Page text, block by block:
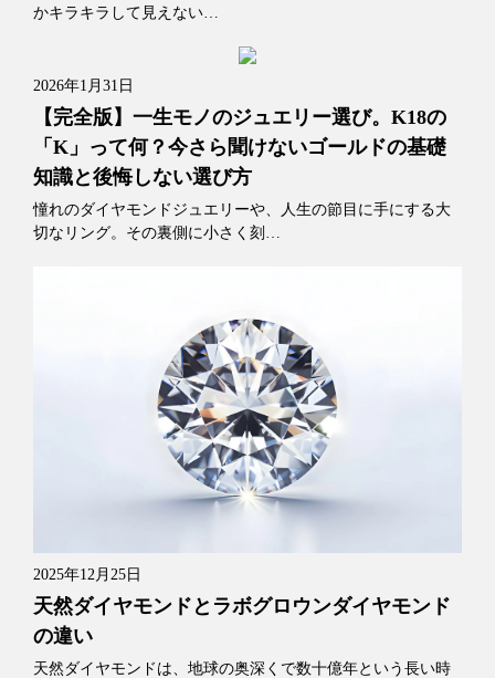
かキラキラして見えない…
2026年1月31日
【完全版】一生モノのジュエリー選び。K18の
「K」って何？今さら聞けないゴールドの基礎
知識と後悔しない選び方
憧れのダイヤモンドジュエリーや、人生の節目に手にする大
切なリング。その裏側に小さく刻…
2025年12月25日
天然ダイヤモンドとラボグロウンダイヤモンド
の違い
天然ダイヤモンドは、地球の奥深くで数十億年という長い時